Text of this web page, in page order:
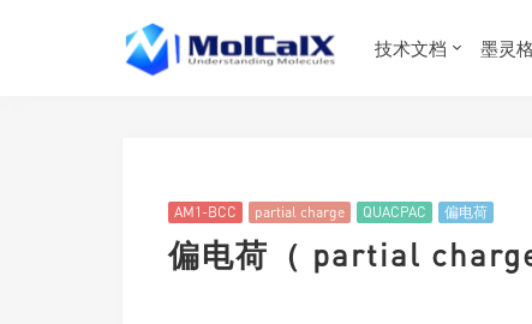
技术文档 墨灵
AM1-BCC partial charge QUACPAC 偏电荷
偏电荷（ partial